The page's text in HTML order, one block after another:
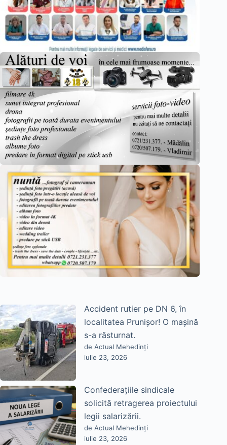
Accident rutier pe DN 6, în
localitatea Prunișor! O mașină
s-a răsturnat.
de Actual Mehedinți
iulie 23, 2026
Confederațiile sindicale
solicită retragerea proiectului
legii salarizării.
de Actual Mehedinți
iulie 23, 2026